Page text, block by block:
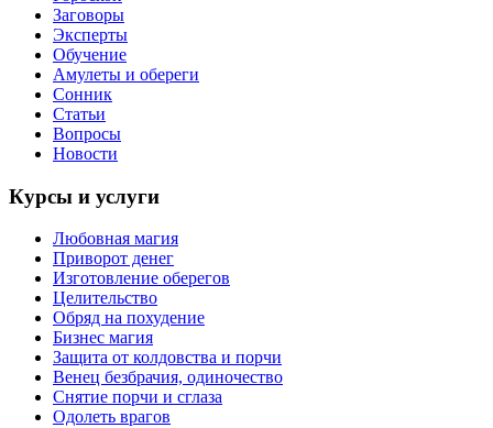
Заговоры
Эксперты
Обучение
Амулеты и обереги
Сонник
Статьи
Вопросы
Новости
Курсы и услуги
Любовная магия
Приворот денег
Изготовление оберегов
Целительство
Обряд на похудение
Бизнес магия
Защита от колдовства и порчи
Венец безбрачия, одиночество
Снятие порчи и сглаза
Одолеть врагов